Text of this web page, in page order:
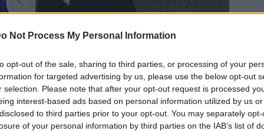
Not Process My Personal Information
opt-out of the sale, sharing to third parties, or processing of your
for targeted advertising by us, please use the below opt-out
selection. Please note that after your opt-out request is processed
interest-based ads based on personal information utilized by us
to third parties prior to your opt-out. You may separately
of your personal information by third parties on the IAB’s list of
Bluesky Email Copy Link